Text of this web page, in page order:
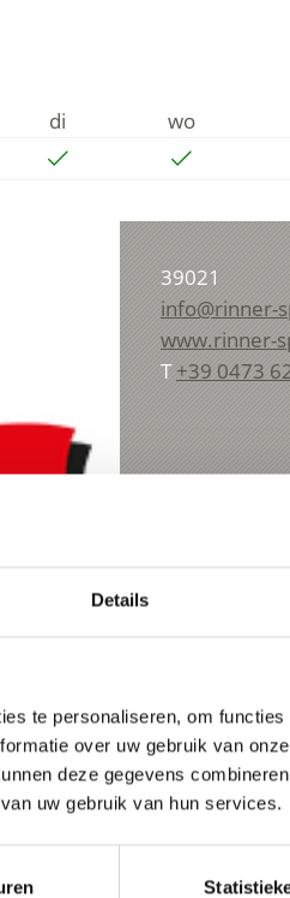
Details
te personaliseren, om
over uw gebruik van
deze gegevens
uw gebruik van hun services.
di wo
39021
info@rinner-
www.rinner-
T+39 0473